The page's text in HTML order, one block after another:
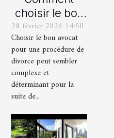
choisir le bon
avocat pour
votre
procédure de
divorce ?
28 février 2026 14:50
Choisir le bon avocat
pour une procédure de
divorce peut sembler
complexe et
déterminant pour la
suite de...